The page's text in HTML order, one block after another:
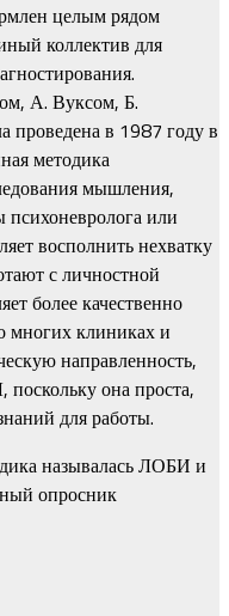
целым рядом
коллектив для
А. Вуксом, Б.
проведена в 1987 году в
методика
мышления,
психоневролога или
восполнить нехватку
с личностной
более качественно
многих клиниках и
направленность,
она проста,
для работы.
называлась ЛОБИ и
опросник